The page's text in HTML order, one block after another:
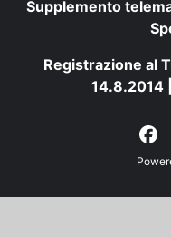
Supplemento
Registrazione al
14.8.2014